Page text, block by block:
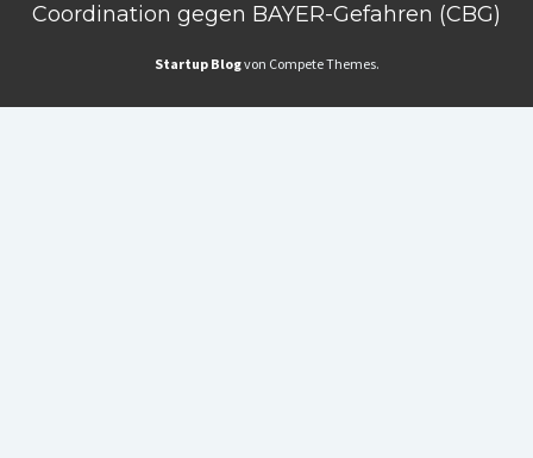
Coordination gegen BAYER-Gefahren (CBG)
Startup Blogvon Compete Themes.